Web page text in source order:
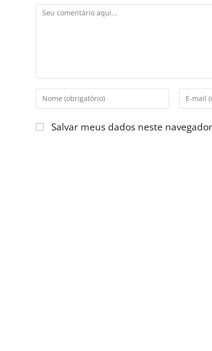
Salvar meus dados neste